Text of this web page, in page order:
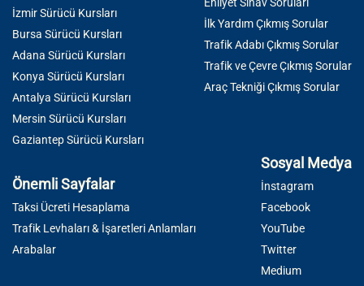
İzmir Sürücü Kursları
Bursa Sürücü Kursları
Adana Sürücü Kursları
Konya Sürücü Kursları
Antalya Sürücü Kursları
Mersin Sürücü Kursları
Gaziantep Sürücü Kursları
Ehliyet Sınav Soruları
İlk Yardım Çıkmış Sorular
Trafik Adabı Çıkmış Sorular
Trafik ve Çevre Çıkmış Sorular
Araç Tekniği Çıkmış Sorular
Önemli Sayfalar
Taksi Ücreti Hesaplama
Trafik Levhaları & İşaretleri Anlamları
Arabalar
Sosyal Medya
İnstagram
Facebook
YouTube
Twitter
Medium